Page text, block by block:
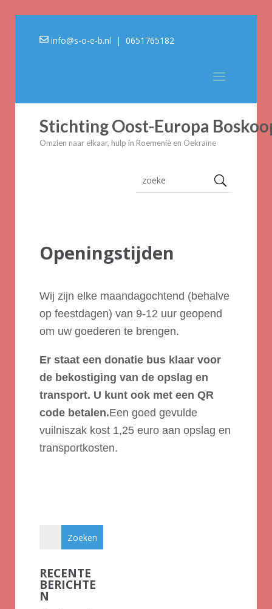
info@s-o-e-b.nl | 0651765182
Stichting Oost-Europa
Omzien naar elkaar, hulp in Roemenië en Oekraïne
Openingstijden
Wij zijn elke maandagochtend (behalve
op feestdagen) van 9-12 uur geopend
om uw goederen te brengen.
Er staat een donatie busklaar voor
de bekostiging van de opslag en
transport. U kunt ook met een QR
code betalen.Een goed gevulde
vuilniszak kost 1,25 euro aan opslag en
transportkosten.
RECENTE
BERICHTE
N